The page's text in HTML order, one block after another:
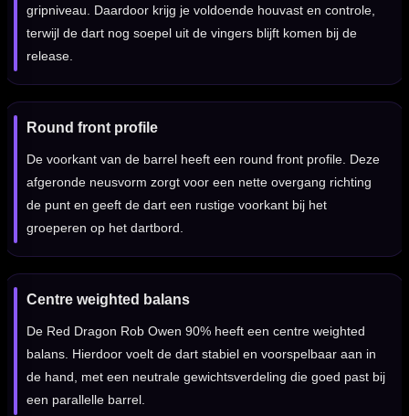
gripniveau. Daardoor krijg je voldoende houvast en controle,
terwijl de dart nog soepel uit de vingers blijft komen bij de
release.
Round front profile
De voorkant van de barrel heeft een round front profile. Deze
afgeronde neusvorm zorgt voor een nette overgang richting
de punt en geeft de dart een rustige voorkant bij het
groeperen op het dartbord.
Centre weighted balans
De Red Dragon Rob Owen 90% heeft een centre weighted
balans. Hierdoor voelt de dart stabiel en voorspelbaar aan in
de hand, met een neutrale gewichtsverdeling die goed past bij
een parallelle barrel.